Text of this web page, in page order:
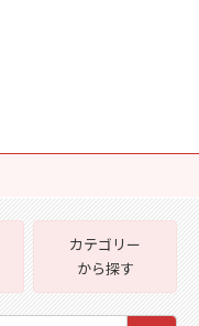
カテゴリー
から探す